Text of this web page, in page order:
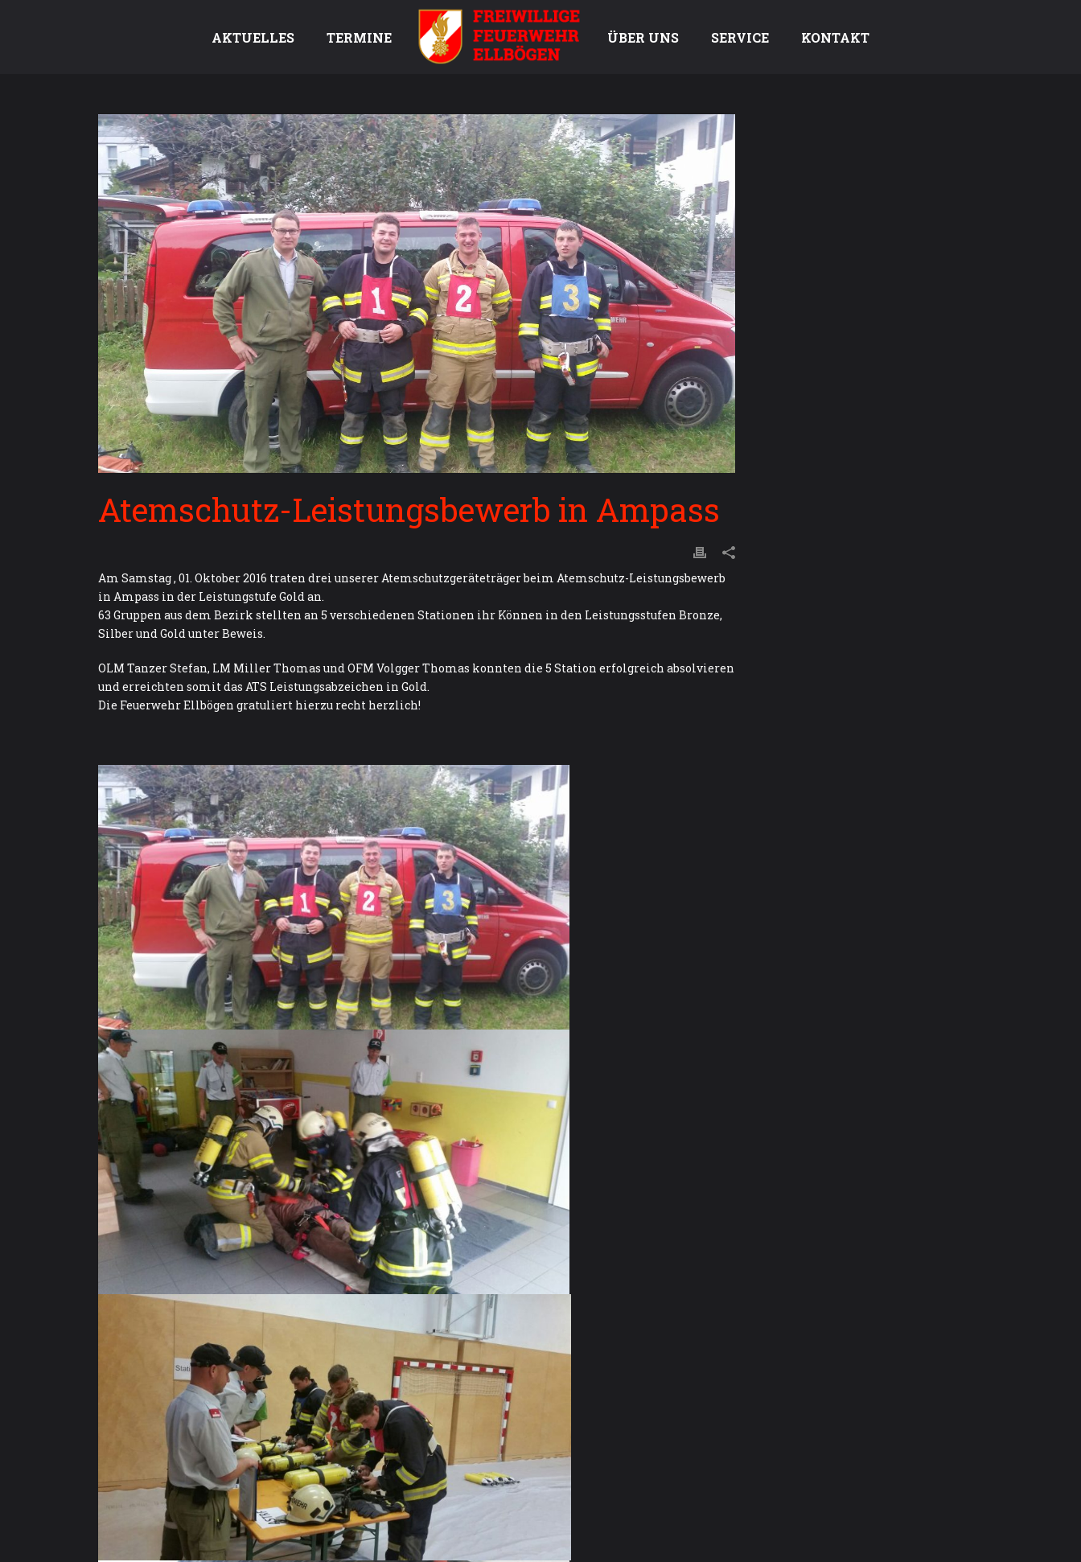
AKTUELLES TERMINE ÜBER UNS SERVICE KONTAKT
Atemschutz-Leistungsbewerb in Ampass
Am Samstag , 01. Oktober 2016 traten drei unserer Atemschutzgeräteträger beim Atemschutz-Leistungsbewerb
in Ampass in der Leistungstufe Gold an.
63 Gruppen aus dem Bezirk stellten an 5 verschiedenen Stationen ihr Können in den Leistungsstufen Bronze,
Silber und Gold unter Beweis.
OLM Tanzer Stefan, LM Miller Thomas und OFM Volgger Thomas konnten die 5 Station erfolgreich absolvieren
und erreichten somit das ATS Leistungsabzeichen in Gold.
Die Feuerwehr Ellbögen gratuliert hierzu recht herzlich!